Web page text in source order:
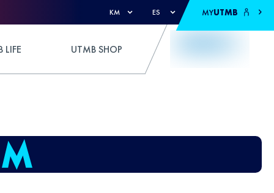
KM ES MYUTMB
LIFE UTMB SHOP